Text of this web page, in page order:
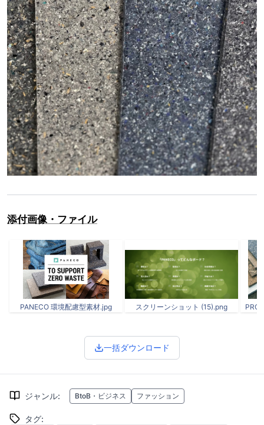
添付画像・ファイル
PANECO 環境配慮型素材.jpg スクリーンショット (15).png
一括ダウンロード
ジャンル: BtoB・ビジネス ファッション
タグ: